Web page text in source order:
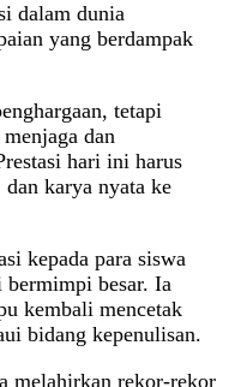
dalam dunia
yang berdampak
tetapi
dan
hari ini harus
karya nyata ke
kepada para siswa
bermimpi besar. Ia
kembali mencetak
bidang kepenulisan.
melahirkan rekor-rekor